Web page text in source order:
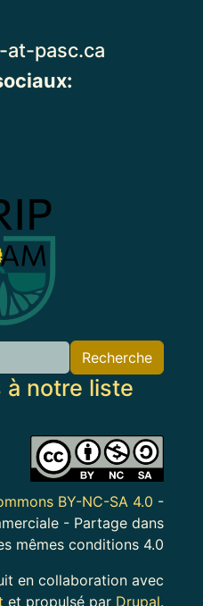
at-pasc.ca
Recherche
notre liste
BY-NC-SA 4.0 -
- Partage dans
mêmes conditions 4.0
en collaboration avec
et propulsé par Drupal.